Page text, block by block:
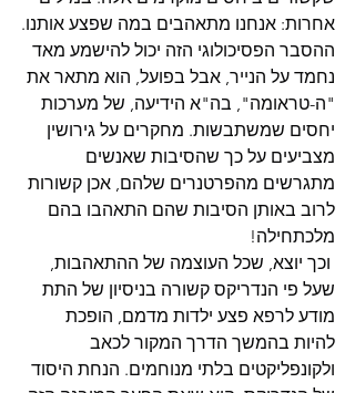
אחרות: אנחנו מתאהבים במה שפצע אותנו.
ההסבר הפסיכולוגי הזה יכול להישמע מאד
נחמד על הנייר, אבל בפועל, הוא מתאר את
"ה-טראומה", בה"א הידיעה, של מערכות
יחסים שמשתבשות. מחקרים על גירושין
מצביעים על כך שהסיבות שאנשים
מתגרשים מהפרטנרים שלהם, אכן קשורות
לרוב באותן הסיבות שהם התאהבו בהם
מלכתחילה!
וכך יוצא, שכל העוצמה של ההתאהבות,
שעל פי הנדריקס קשורה בניסיון של התת
מודע לרפא פצע ילדות מדמם, הופכת
להיות בהמשך הדרך המקור לכאב
ולקונפליקטים בלתי מנוחמים. הנחת היסוד